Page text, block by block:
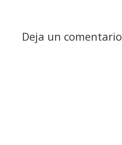
Deja un comentario